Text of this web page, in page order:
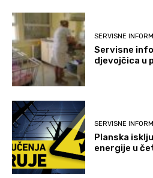
SERVISNE
Servisne
djevojčica u
SERVISNE
Planska
energije u